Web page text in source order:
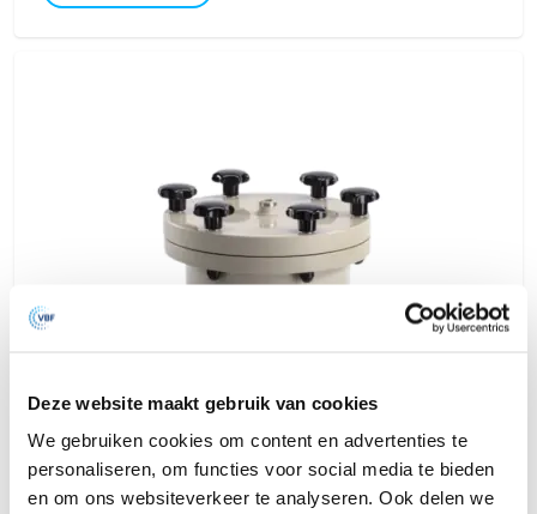
Deze website maakt gebruik van cookies
We gebruiken cookies om content en advertenties te
personaliseren, om functies voor social media te bieden
en om ons websiteverkeer te analyseren. Ook delen we